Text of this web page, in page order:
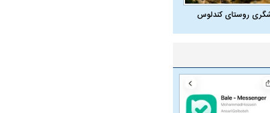
روستای کندلوس